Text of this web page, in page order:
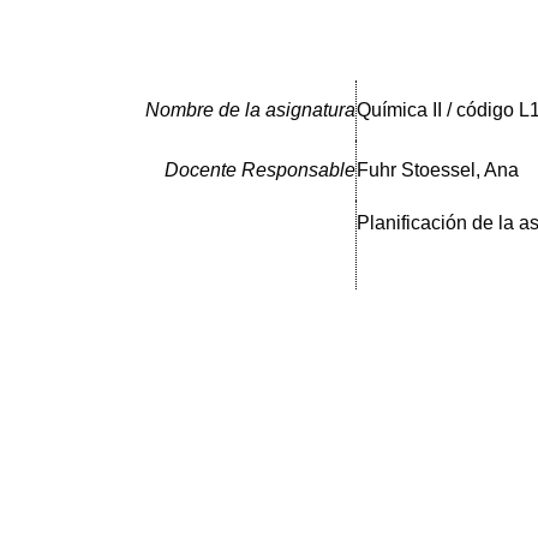
Nombre de la asignaturaQuímica II / código
Docente ResponsableFuhr Stoessel, Ana
Planificación de la